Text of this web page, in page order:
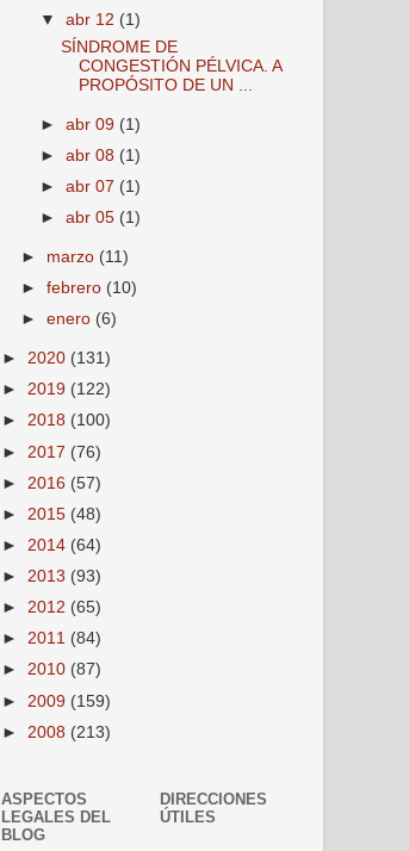
▼abr 12 (1)
SÍNDROME DE
CONGESTIÓN PÉLVICA. A
PROPÓSITO DE UN ...
►abr 09 (1)
►abr 08 (1)
►abr 07 (1)
►abr 05 (1)
► marzo (11)
►febrero (10)
►enero (6)
► 2020 (131)
► 2019 (122)
► 2018 (100)
► 2017 (76)
► 2016 (57)
► 2015 (48)
► 2014 (64)
► 2013 (93)
► 2012 (65)
► 2011 (84)
► 2010 (87)
► 2009 (159)
► 2008 (213)
ASPECTOS
LEGALES DEL
BLOG
DIRECCIONES
ÚTILES